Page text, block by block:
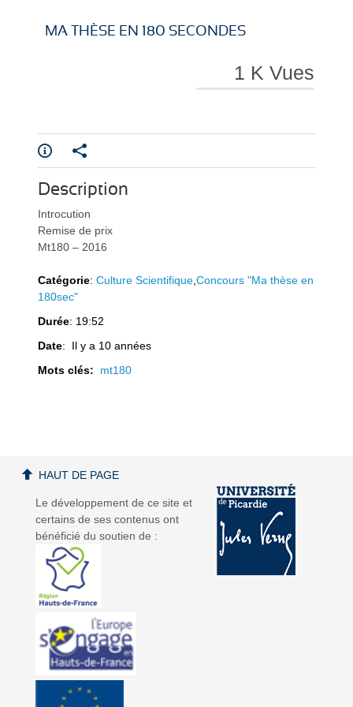
i
r
v
i
r
v
MA THÈSE EN 180 SECONDES
1 K Vues
Description
Introcution
Remise de prix
Mt180 – 2016
Catégorie:Culture Scientifique ,Concours "Ma thèse en
180sec"
Durée: 19:52
Date: Il y a 10 années
Mots clés: mt180
Le développement de ce site et
certains de ses contenus ont
bénéficié du soutien de :
HAUT DE PAGE